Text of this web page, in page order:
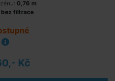
0,76 m
bez filtrace
Kč